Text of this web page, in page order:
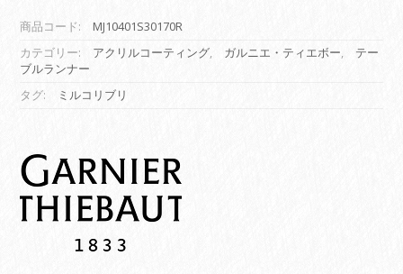
商品コード:
MJ10401S30170R
カテゴリー:
アクリルコーティング, ガルニエ・ティエボー,
テー
ブルランナー
タグ:
ミルコリブリ